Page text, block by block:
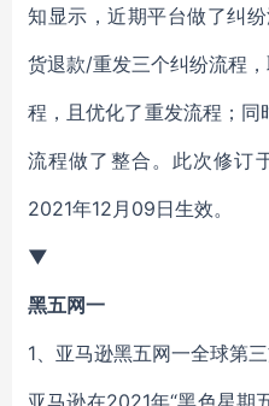
知显示，近期平台做了纠
货退款/重发三个纠纷流程
程，且优化了重发流程；
流程做了整合。此次修订
2021年12月09日生效。
▼
黑五网一
1、亚马逊黑五网一全球第
亚马逊在2021年“黑色星期